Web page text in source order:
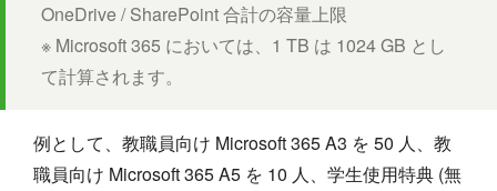
OneDrive / SharePoint 合計の容量上限
※ Microsoft 365 においては、1 TB は 1024 GB とし
て計算されます。
例として、教職員向け Microsoft 365 A3 を 50 人、教
職員向け Microsoft 365 A5 を 10 人、学生使用特典 (無